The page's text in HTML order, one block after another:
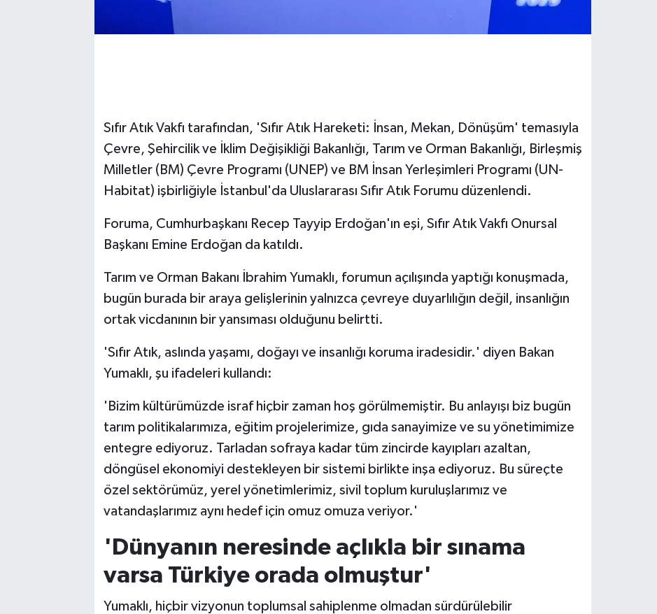
Sıfır Atık Vakfı tarafından, 'Sıfır Atık Hareketi: İnsan, Mekan, Dönüşüm' temasıyla
Çevre, Şehircilik ve İklim Değişikliği Bakanlığı, Tarım ve Orman Bakanlığı, Birleşmiş
Milletler (BM) Çevre Programı (UNEP) ve BM İnsan Yerleşimleri Programı (UN-
Habitat) işbirliğiyle İstanbul'da Uluslararası Sıfır Atık Forumu düzenlendi.
Foruma, Cumhurbaşkanı Recep Tayyip Erdoğan'ın eşi, Sıfır Atık Vakfı Onursal
Başkanı Emine Erdoğan da katıldı.
Tarım ve Orman Bakanı İbrahim Yumaklı, forumun açılışında yaptığı konuşmada,
bugün burada bir araya gelişlerinin yalnızca çevreye duyarlılığın değil, insanlığın
ortak vicdanının bir yansıması olduğunu belirtti.
'Sıfır Atık, aslında yaşamı, doğayı ve insanlığı koruma iradesidir.' diyen Bakan
Yumaklı, şu ifadeleri kullandı:
'Bizim kültürümüzde israf hiçbir zaman hoş görülmemiştir. Bu anlayışı biz bugün
tarım politikalarımıza, eğitim projelerimize, gıda sanayimize ve su yönetimimize
entegre ediyoruz. Tarladan sofraya kadar tüm zincirde kayıpları azaltan,
döngüsel ekonomiyi destekleyen bir sistemi birlikte inşa ediyoruz. Bu süreçte
özel sektörümüz, yerel yönetimlerimiz, sivil toplum kuruluşlarımız ve
vatandaşlarımız aynı hedef için omuz omuza veriyor.'
'Dünyanın neresinde açlıkla bir sınama
varsa Türkiye orada olmuştur'
Yumaklı, hiçbir vizyonun toplumsal sahiplenme olmadan sürdürülebilir